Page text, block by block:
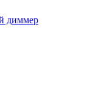
диммер